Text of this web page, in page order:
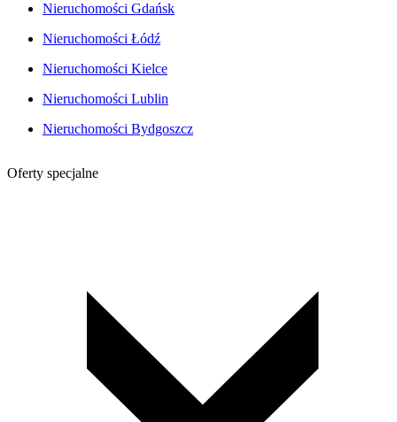
Nieruchomości Gdańsk
Nieruchomości Łódź
Nieruchomości Kielce
Nieruchomości Lublin
Nieruchomości Bydgoszcz
Oferty specjalne